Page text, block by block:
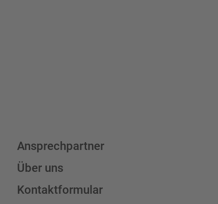
Ansprechpartner
Über uns
Kontaktformular